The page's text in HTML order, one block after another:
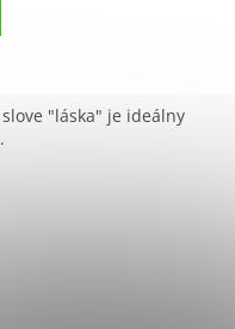
"láska" je ideálny